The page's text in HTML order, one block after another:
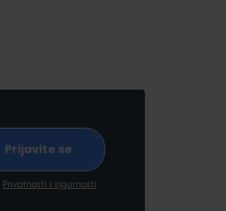
Privatnosti i sigurnosti